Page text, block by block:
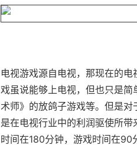
电视游戏源自电视，那现在的
戏虽说能够上电视，但也只是
术师》的放鸽子游戏等。但是
是在电视行业中的利润驱使所
时间在180分钟，游戏时间在90